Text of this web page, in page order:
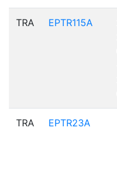
TRA EPTR115A
TRA EPTR23A